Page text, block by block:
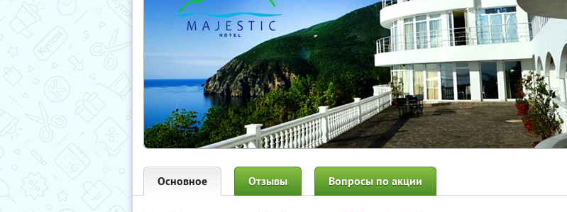
Основное Отзывы Вопросы по акции